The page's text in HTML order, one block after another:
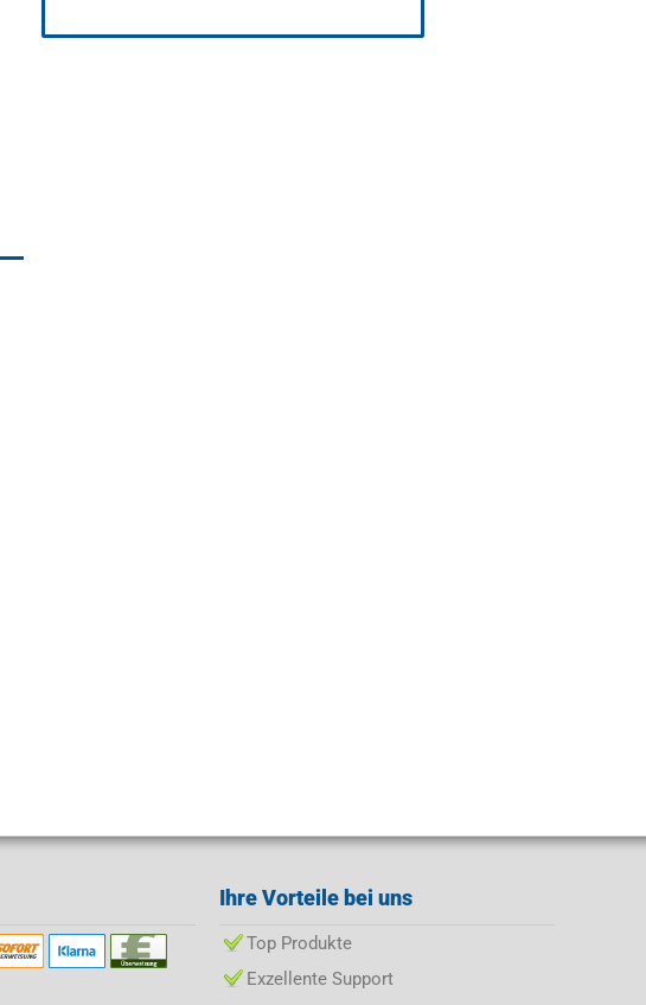
Ihre Vorteile bei uns
Top Produkte
Exzellente Support